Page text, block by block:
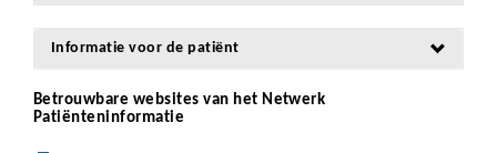
Informatie voor de patiënt
Betrouwbare websites van het Netwerk
Patiënteninformatie